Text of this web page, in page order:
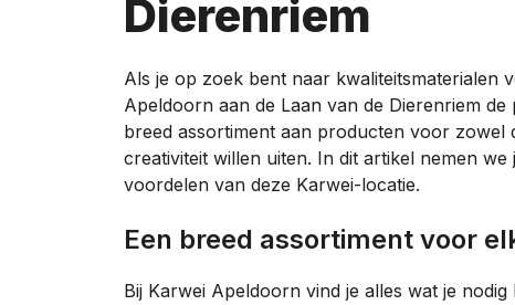
Dierenriem
Als je op zoek bent naar kwaliteitsmaterialen
Apeldoorn aan de Laan van de Dierenriem
breed assortiment aan producten voor
creativiteit willen uiten. In dit artikel nemen
voordelen van deze Karwei-locatie.
Een breed assortiment voor
Bij Karwei Apeldoorn vind je alles wat je